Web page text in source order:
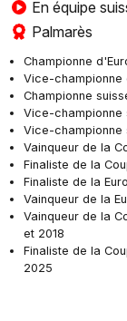
En équipe
Palmarès
Championne
Vice-championne
Championne
Vice-championne
Vice-championne
Vainqueur de la
Finaliste de la
Finaliste de la
Vainqueur de la
Vainqueur de la
et 2018
Finaliste de la
2025